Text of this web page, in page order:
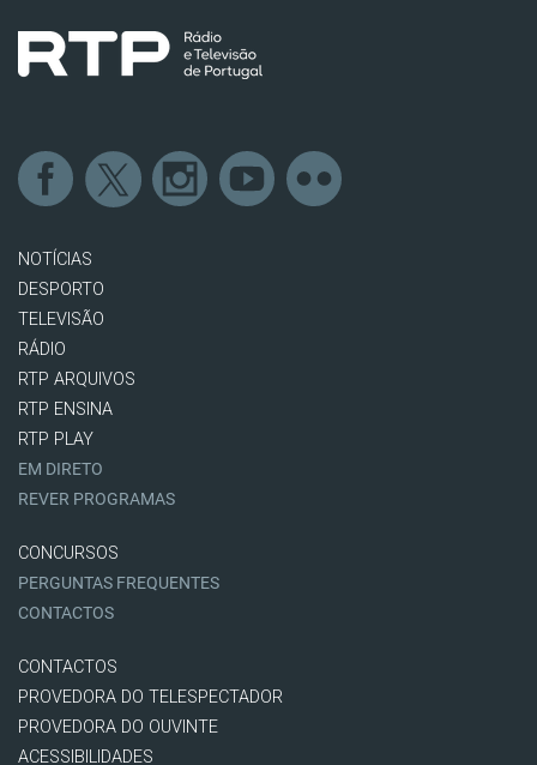
NOTÍCIAS
DESPORTO
TELEVISÃO
RÁDIO
RTP ARQUIVOS
RTP ENSINA
RTP PLAY
EM DIRETO
REVER PROGRAMAS
CONCURSOS
PERGUNTAS FREQUENTES
CONTACTOS
CONTACTOS
PROVEDORA DO TELESPECTADOR
PROVEDORA DO OUVINTE
ACESSIBILIDADES